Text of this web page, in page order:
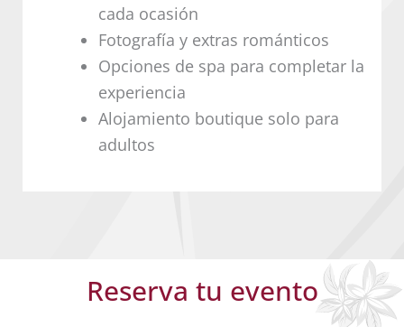
cada ocasión
Fotografía y extras románticos
Opciones de spa para completar la
experiencia
Alojamiento boutique solo para
adultos
Reserva tu evento